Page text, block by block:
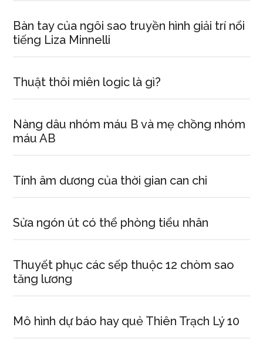
Bàn tay của ngôi sao truyền hình giải trí nổi
tiếng Liza Minnelli
Thuật thôi miên logic là gì?
Nàng dâu nhóm máu B và mẹ chồng nhóm
máu AB
Tính âm dương của thời gian can chi
Sửa ngón út có thể phòng tiểu nhân
Thuyết phục các sếp thuộc 12 chòm sao
tăng lương
Mô hình dự báo hay quẻ Thiên Trạch Lý 10